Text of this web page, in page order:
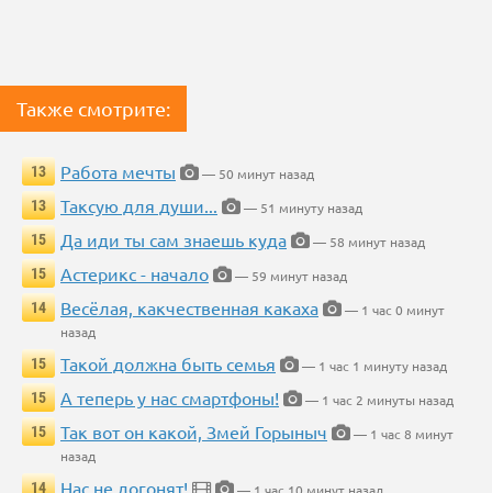
Также смотрите:
13 Работа мечты
— 50 минут назад
13
Таксую для души...
— 51 минуту назад
15
Да иди ты сам знаешь куда
— 58 минут назад
15
Астерикс - начало
— 59 минут назад
14
Весёлая, какчественная какаха
— 1 час 0 минут
назад
15
Такой должна быть семья
— 1 час 1 минуту назад
15
А теперь у нас смартфоны!
— 1 час 2 минуты назад
15
Так вот он какой, Змей Горыныч
— 1 час 8 минут
назад
14
Нас не догонят!